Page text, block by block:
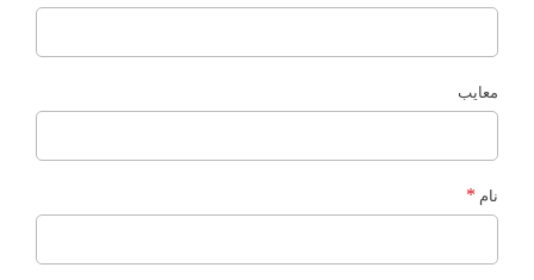
معایب
نام *